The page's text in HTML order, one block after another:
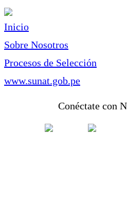
Inicio
Sobre Nosotros
Procesos de Selección
www.sunat.gob.pe
Conéctate con